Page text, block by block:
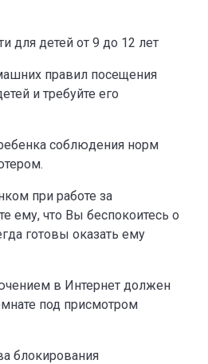
для детей от 9 до 12 лет
правил посещения
и требуйте его
соблюдения норм
при работе за
ему, что Вы беспокоитесь о
готовы оказать ему
в Интернет должен
под присмотром
блокирования